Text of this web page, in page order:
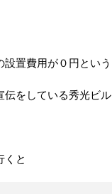
設置費用が０円という
伝をしている秀光ビ
くと